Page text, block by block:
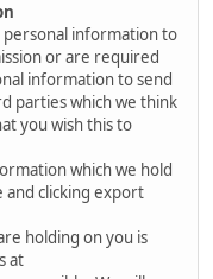
personal information to
or are required
information to send
parties which we think
you wish this to
which we hold
clicking export
holding on you is
at